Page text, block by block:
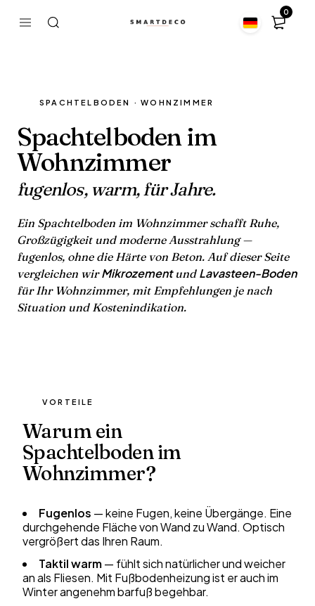
0
SPACHTELBODEN · WOHNZIMMER
Spachtelboden im
Wohnzimmer
fugenlos, warm, für Jahre.
Ein Spachtelboden im Wohnzimmer schafft Ruhe,
Großzügigkeit und moderne Ausstrahlung —
fugenlos, ohne die Härte von Beton. Auf dieser Seite
vergleichen wirMikrozementund Lavasteen-Boden
für Ihr Wohnzimmer, mit Empfehlungen je nach
Situation und Kostenindikation.
VORTEILE
Warum ein
Spachtelboden im
Wohnzimmer?
Fugenlos — keine Fugen, keine Übergänge. Eine
durchgehende Fläche von Wand zu Wand. Optisch
vergrößert das Ihren Raum.
Taktil warm— fühlt sich natürlicher und weicher
an als Fliesen. Mit Fußbodenheizung ist er auch im
Winter angenehm barfuß begehbar.